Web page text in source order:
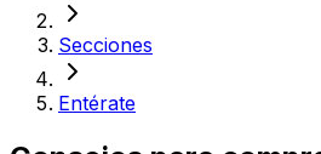
Secciones
Entérate